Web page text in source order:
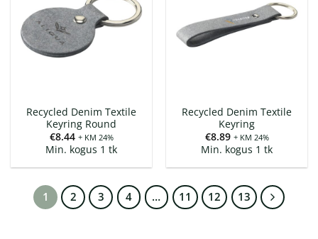
Recycled Denim Textile
Keyring Round
€8.44 + KM 24%
Min. kogus 1 tk
Recycled Denim Textile
Keyring
€8.89 + KM 24%
Min. kogus 1 tk
1 2 3 4 … 11 12 13